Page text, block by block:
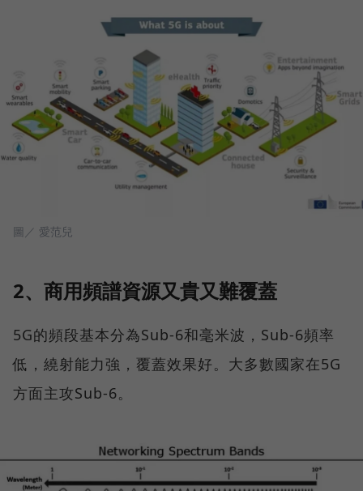
圖／ 愛范兒
2、商用頻譜資源又貴又難覆蓋
5G的頻段基本分為Sub-6和毫米波，Sub-6頻率
低，繞射能力強，覆蓋效果好。大多數國家在5G
方面主攻Sub-6。